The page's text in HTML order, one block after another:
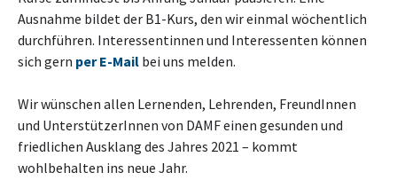
Ausnahme bildet der B1-Kurs, den wir einmal wöchentlich
durchführen. Interessentinnen und Interessenten können
sich gern per E-Mail bei uns melden.
Wir wünschen allen Lernenden, Lehrenden, FreundInnen
und UnterstützerInnen von DAMF einen gesunden und
friedlichen Ausklang des Jahres 2021 – kommt
wohlbehalten ins neue Jahr.